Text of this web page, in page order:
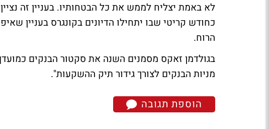
לא באמת יצליח לממש את כל הבטחותיו. בעניין זה
כחודש קריטי שבו יתחילו הדיונים בקונגרס בעניין
הרוח.
בגולדמן זאקס מסמנים השנה את סקטור הבנקים
מניות הבנקים לצורך גידור תיק ההשקעות".
הוספת תגובה